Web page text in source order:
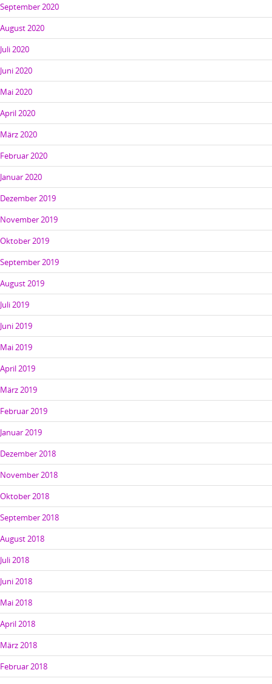
September 2020
August 2020
Juli 2020
Juni 2020
Mai 2020
April 2020
März 2020
Februar 2020
Januar 2020
Dezember 2019
November 2019
Oktober 2019
September 2019
August 2019
Juli 2019
Juni 2019
Mai 2019
April 2019
März 2019
Februar 2019
Januar 2019
Dezember 2018
November 2018
Oktober 2018
September 2018
August 2018
Juli 2018
Juni 2018
Mai 2018
April 2018
März 2018
Februar 2018